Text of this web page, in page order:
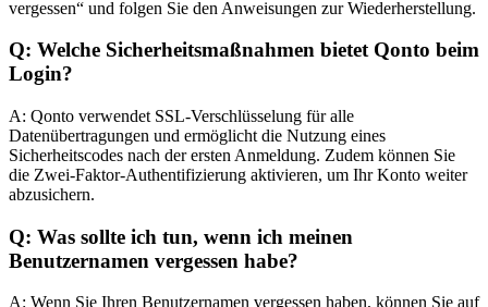
vergessen“ und folgen Sie den Anweisungen zur Wiederherstellung.
Q: Welche Sicherheitsmaßnahmen bietet Qonto beim
Login?
A: Qonto verwendet SSL-Verschlüsselung für alle
Datenübertragungen und ermöglicht die Nutzung eines
Sicherheitscodes nach der ersten Anmeldung. Zudem können Sie
die Zwei-Faktor-Authentifizierung aktivieren, um Ihr Konto weiter
abzusichern.
Q: Was sollte ich tun, wenn ich meinen
Benutzernamen vergessen habe?
A: Wenn Sie Ihren Benutzernamen vergessen haben, können Sie auf